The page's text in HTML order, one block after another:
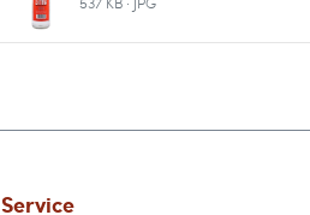
Service